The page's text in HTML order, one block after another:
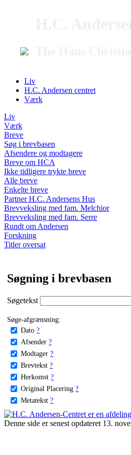
Liv
H.C. Andersen centret
Værk
Liv
Værk
Breve
Søg i brevbasen
Afsendere og modtagere
Breve om HCA
Ikke tidligere trykte breve
Alle breve
Enkelte breve
Partner H.C. Andersens Hus
Brevveksling med fam. Melchior
Brevveksling med fam. Serre
Rundt om Andersen
Forskning
Titler oversat
Søgning i brevbasen
Søgetekst
Søge-afgrænsning:
Dato ?
Afsender ?
Modtager ?
Brevtekst ?
Herkomst ?
Original Placering ?
Metatekst ?
Denne side er senest opdateret 13.